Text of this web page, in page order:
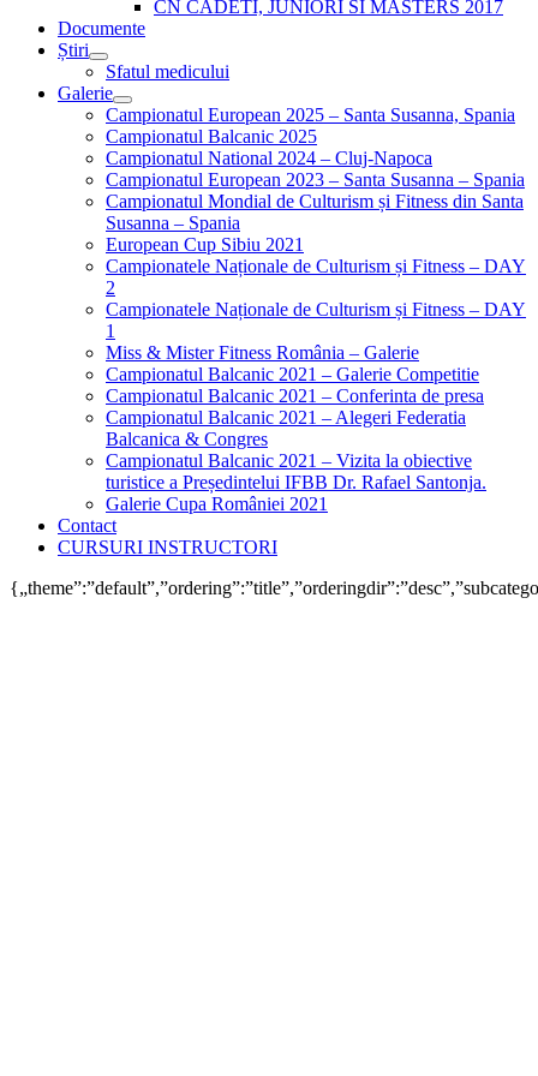
CN CADETI, JUNIORI SI MASTERS 2017
Documente
Știri
Sfatul medicului
Galerie
Campionatul European 2025 – Santa Susanna, Spania
Campionatul Balcanic 2025
Campionatul National 2024 – Cluj-Napoca
Campionatul European 2023 – Santa Susanna – Spania
Campionatul Mondial de Culturism și Fitness din Santa
Susanna – Spania
European Cup Sibiu 2021
Campionatele Naționale de Culturism și Fitness – DAY
2
Campionatele Naționale de Culturism și Fitness – DAY
1
Miss & Mister Fitness România – Galerie
Campionatul Balcanic 2021 – Galerie Competitie
Campionatul Balcanic 2021 – Conferinta de presa
Campionatul Balcanic 2021 – Alegeri Federatia
Balcanica & Congres
Campionatul Balcanic 2021 – Vizita la obiective
turistice a Președintelui IFBB Dr. Rafael Santonja.
Galerie Cupa României 2021
Contact
CURSURI INSTRUCTORI